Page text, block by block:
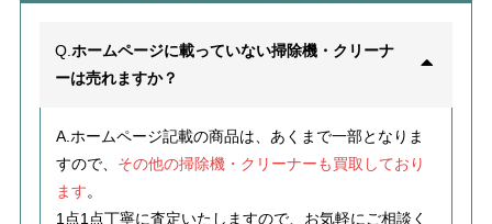
Q.ホームページに載っていない掃除機・クリーナ
ーは売れますか？
A.ホームページ記載の商品は、あくまで一部となりま
すので、 その他の掃除機・クリーナーも買取しており
ます。
1点1点丁寧に査定いたしますので、お気軽にご相談く